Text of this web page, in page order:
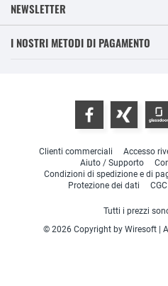
NEWSLETTER
I NOSTRI METODI DI PAGAMENTO
Clienti commerciali Accesso
Aiuto / Supporto
Condizioni di spedizione e di
Protezione dei dati
CGC
Tutti i prezzi
© 2026 Copyright by Wiresoft |